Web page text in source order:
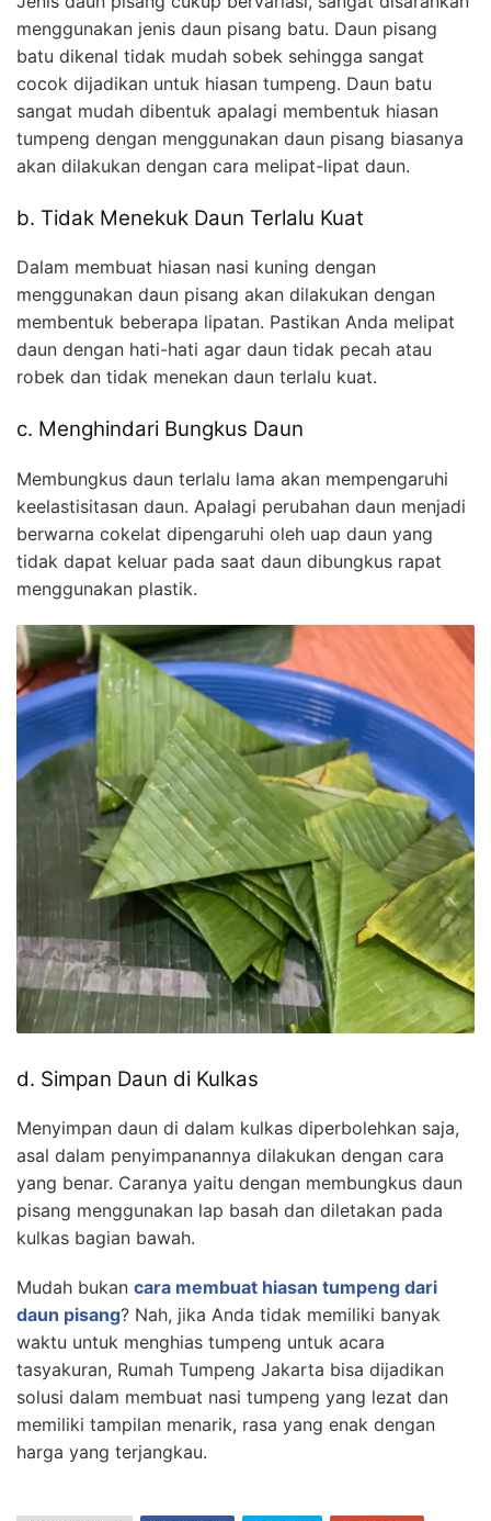
menggunakan jenis daun pisang batu. Daun pisang
batu dikenal tidak mudah sobek sehingga sangat
cocok dijadikan untuk hiasan tumpeng. Daun batu
sangat mudah dibentuk apalagi membentuk hiasan
tumpeng dengan menggunakan daun pisang biasanya
akan dilakukan dengan cara melipat-lipat daun.
b. Tidak Menekuk Daun Terlalu Kuat
Dalam membuat hiasan nasi kuning dengan
menggunakan daun pisang akan dilakukan dengan
membentuk beberapa lipatan. Pastikan Anda melipat
daun dengan hati-hati agar daun tidak pecah atau
robek dan tidak menekan daun terlalu kuat.
c. Menghindari Bungkus Daun
Membungkus daun terlalu lama akan mempengaruhi
keelastisitasan daun. Apalagi perubahan daun menjadi
berwarna cokelat dipengaruhi oleh uap daun yang
tidak dapat keluar pada saat daun dibungkus rapat
menggunakan plastik.
d. Simpan Daun di Kulkas
Menyimpan daun di dalam kulkas diperbolehkan saja,
asal dalam penyimpanannya dilakukan dengan cara
yang benar. Caranya yaitu dengan membungkus daun
pisang menggunakan lap basah dan diletakan pada
kulkas bagian bawah.
Mudah bukan cara membuat hiasan tumpeng dari
daun pisang? Nah, jika Anda tidak memiliki banyak
waktu untuk menghias tumpeng untuk acara
tasyakuran, Rumah Tumpeng Jakarta bisa dijadikan
solusi dalam membuat nasi tumpeng yang lezat dan
memiliki tampilan menarik, rasa yang enak dengan
harga yang terjangkau.